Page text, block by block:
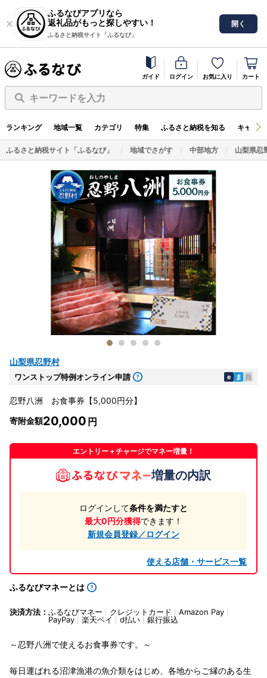
ふるなびアプリなら
返礼品がもっと探しやすい！
ふるさと納税サイト「ふるなび」
開く
ガイド ログイン お気に入り カート
キーワードを入力
ランキング 地域一覧 カテゴリ 特集 ふるさと納税を知る キャン
ふるさと納税サイト「ふるなび」 地域でさがす 中部地方 山梨県忍
山梨県忍野村
ワンストップ特例オンライン申請 e ま 自
忍野八洲 お食事券【5,000円分】
寄附金額20,000
エントリー＋チャージでマネー増量！
増量の内訳
ログインして条件を満たすと
最大0円分獲得できます！
新規会員登録／ログイン
使える店舗・サービス一覧
ふるなびマネーとは
決済方法： ふるなびマネー クレジットカード
Amazon Pay
PayPay
楽天ペイ d払い 銀行振込
～忍野八洲で使えるお食事券です。～
毎日運ばれる沼津漁港の魚介類をはじめ、各地からご縁のある生